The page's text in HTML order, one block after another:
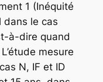
1 (Inéquité
dans le cas
à-dire quand
mesure
N, IF et ID